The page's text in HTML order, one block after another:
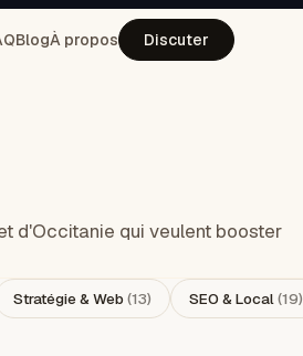
BlogÀ propos Discuter
d'Occitanie qui veulent booster
Stratégie & Web(13) SEO & Local(19)